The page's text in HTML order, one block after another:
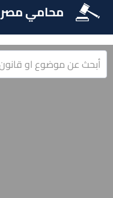
محامي مصر